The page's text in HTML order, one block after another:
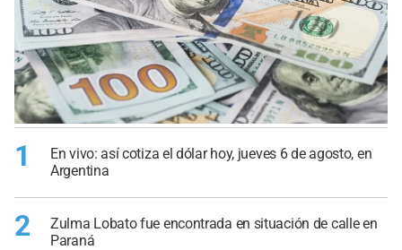
1
En vivo: así cotiza el dólar hoy, jueves 6 de agosto, en
Argentina
2
Zulma Lobato fue encontrada en situación de calle en
Paraná